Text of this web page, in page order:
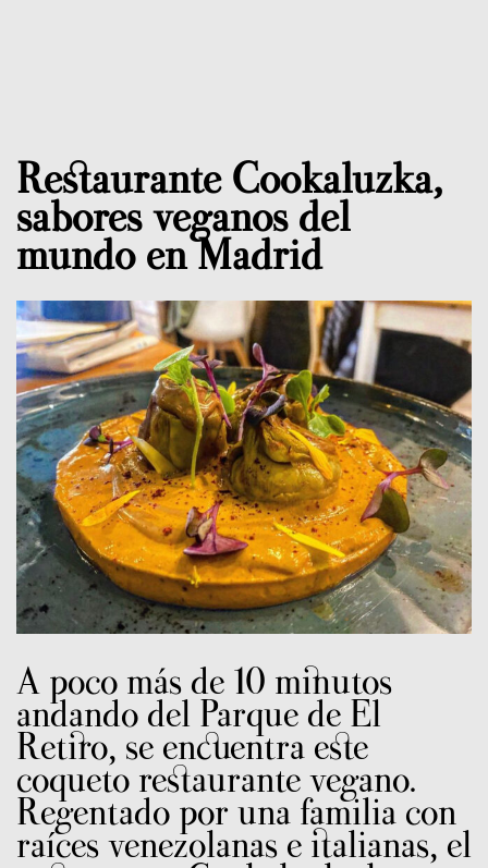
Restaurante Cookaluzka,
sabores veganos del
mundo en Madrid
A poco más de 10 minutos
andando del Parque de El
Retiro, se encuentra este
coqueto restaurante vegano.
Regentado por una familia con
raíces venezolanas e italianas, el